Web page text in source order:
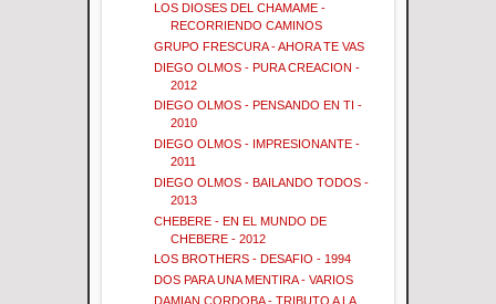
LOS DIOSES DEL CHAMAME -
RECORRIENDO CAMINOS
GRUPO FRESCURA - AHORA TE VAS
DIEGO OLMOS - PURA CREACION -
2012
DIEGO OLMOS - PENSANDO EN TI -
2010
DIEGO OLMOS - IMPRESIONANTE -
2011
DIEGO OLMOS - BAILANDO TODOS -
2013
CHEBERE - EN EL MUNDO DE
CHEBERE - 2012
LOS BROTHERS - DESAFIO - 1994
DOS PARA UNA MENTIRA - VARIOS
DAMIAN CORDOBA - TRIBUTO A LA